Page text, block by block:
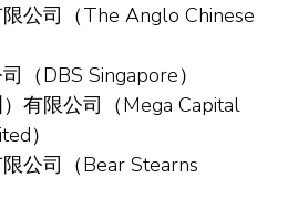
司（The Anglo Chinese
DBS Singapore）
限公司（Mega Capital
）
司（Bear Stearns